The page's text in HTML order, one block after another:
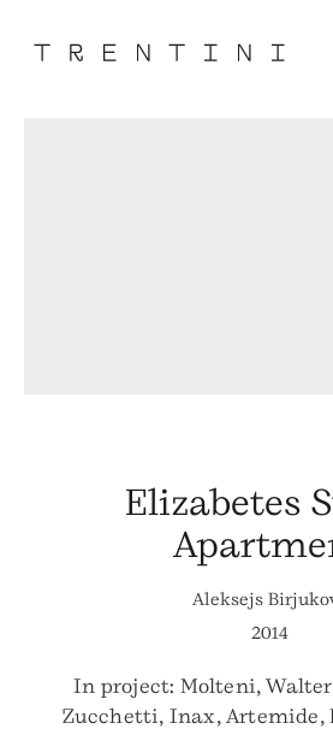
Elizabetes
Aleksejs
2014
In project: Molteni,
Zucchetti, Inax, Artemide,